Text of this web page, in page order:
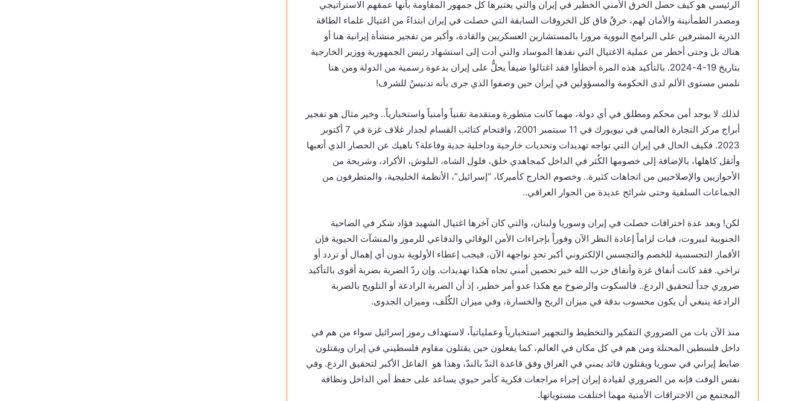
الرئيسي هو كيف حصل الخرق الأمني الخطير في إيران والتي يعتبرها كل جمهور المقاومة بأنها عمقهم الاستراتيجي
ومصدر الطمأنينة والأمان لهم، خرقٌ فاق كل الخروقات السابقة التي حصلت في إيران ابتداءً من اغتيال علماء الطاقة
الذرية المشرفين على البرامج النووية مرورا بالمستشارين العسكريين والقادة، وأكبر من تفجير منشأة إيرانية هنا أو
هناك بل وحتى أخطر من عملية الاغتيال التي نفذها الموساد والتي أدت إلى استشهاد رئيس الجمهورية ووزير الخارجية
بتاريخ 19-4-2024. بالتأكيد هذه المرة أخطأوا فقد اغتالوا ضيفاً يحلُّ على إيران بدعوة رسمية من الدولة ومن هنا
نلمس مستوى الألم لدى الحكومة والمسؤولين في إيران حين وصفوا الذي جرى بأنه تدنيسٌ للشرف!
لذلك لا يوجد أمن محكم ومطلق في أي دولة، مهما كانت متطورة ومتقدمة تقنياً وأمنياً واستخبارياً.. وخير مثال هو تفجير
أبراج مركز التجارة العالمي في نيويورك في 11 سبتمبر 2001، واقتحام كتائب القسام لجدار غلاف غزة في 7 أكتوبر
2023. فكيف الحال في إيران التي تواجه تهديدات وتحديات خارجية وداخلية جدية وفاعلة؟ ناهيك عن الحصار الذي أتعبها
وأثقل كاهلها، بالإضافة إلى خصومها الكُثر في الداخل كمجاهدي خلق، فلول الشاه، البلوش، الأكراد، وشريحة من
الأحوازيين والإصلاحيين من اتجاهات كثيرة.. وخصوم الخارج كأميركا، “إسرائيل”، الأنظمة الخليجية، والمتطرفون من
الجماعات السلفية وحتى شرائح عديدة من الجوار العراقي..
لكن! وبعد عدة اختراقات حصلت في إيران وسوريا ولبنان، والتي كان آخرها اغتيال الشهيد فؤاد شكر في الضاحية
الجنوبية لبيروت، فبات لزاماً إعادة النظر الآن وفوراً بإجراءات الأمن الوقائي والدفاعي للرموز والمنشآت الحيوية فإن
الأقمار التجسسية للخصم والتجسس الإلكتروني أكبر تحدٍ نواجهه الآن، فيجب إعطاء الأولوية بدون أي إهمال أو تردد أو
تراخي. فقد كانت أنفاق غزة وأنفاق حزب الله خير تحصين أمني تجاه هكذا تهديدات. وإن ردّ الضربة بضربة أقوى بالتأكيد
ضروري جداً لتحقيق الردع.. فالسكوت والرضوخ مع هكذا عدو أمر خطير، إذ أن الضربة الرادعة أو التلويح بالضربة
الرادعة ينبغي أن يكون محسوب بدقة في ميزان الربح والخسارة، وفي ميزان الكُلَف، وميزان الجدوى.
منذ الآن بات من الضروري التفكير والتخطيط والتجهيز استخبارياً وعملياتياً، لاستهداف رموز إسرائيل سواء من هم في
داخل فلسطين المحتلة ومن هم في كل مكان في العالم، كما يفعلون حين يقتلون مقاوم فلسطيني في إيران ويقتلون
ضابط إيراني في سوريا ويقتلون قائد يمني في العراق وفق قاعدة الندّ بالندّ، وهذا هو الفاعل الأكبر لتحقيق الردع. وفي
نفس الوقت فإنه من الضروري لقيادة إيران إجراء مراجعات فكرية كأمر حيوي يساعد على حفظ أمن الداخل ونظافة
المجتمع من الاختراقات الأمنية مهما اختلفت مستوياتها.